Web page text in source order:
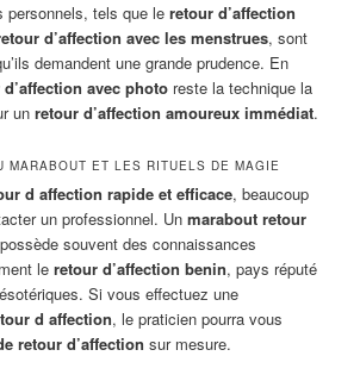
personnels, tels que leretour d’affection
d’affection avec les menstrues, sont
demandent une grande prudence. En
avec photo reste la technique la
unretour d’affection amoureux immédiat.
MARABOUT ET LES RITUELS DE MAGIE
d affection rapide et efficace, beaucoup
un professionnel. Unmarabout retour
possède souvent des connaissances
leretour d’affection benin, pays réputé
Si vous effectuez une
d affection, le praticien pourra vous
retour d’affection sur mesure.